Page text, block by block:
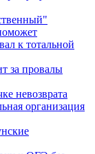
к тотальной
за провалы
невозврата
организация